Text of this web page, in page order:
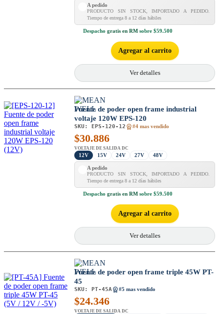
A pedido
PRODUCTO SIN STOCK, IMPORTADO A PEDIDO.
Tiempo de entrega 8 a 12 días hábiles
Despacho gratis en RM sobre $59.500
Agregar al carrito
Ver detalles
Fuente de poder open frame industrial
voltaje 120W EPS-120
SKU: EPS-120-12 #4 mas vendido
$30.886
VOLTAJE DE SALIDA DC
12V 15V 24V 27V 48V
A pedido
PRODUCTO SIN STOCK, IMPORTADO A PEDIDO.
Tiempo de entrega 8 a 12 días hábiles
Despacho gratis en RM sobre $59.500
Agregar al carrito
Ver detalles
Fuente de poder open frame triple 45W PT-
45
SKU: PT-45A #5 mas vendido
$24.346
VOLTAJE DE SALIDA DC